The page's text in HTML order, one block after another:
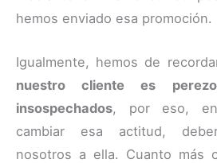
hemos enviado esa promoción.
Igualmente, hemos de
nuestro cliente es
insospechados, por eso,
cambiar esa actitud,
nosotros a ella. Cuanto más